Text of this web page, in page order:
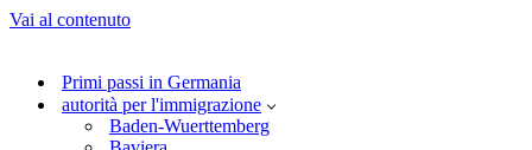
Vai al contenuto
Primi passi in Germania
autorità per l'immigrazione
Baden-Wuerttemberg